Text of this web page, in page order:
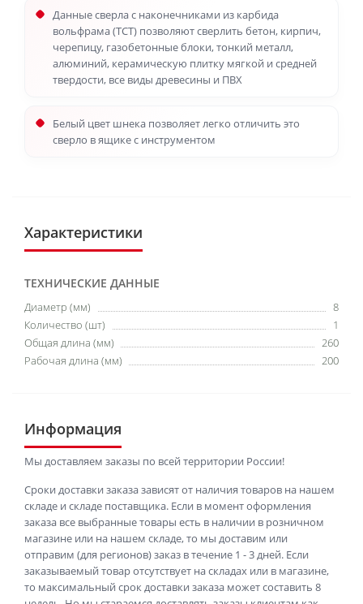
Данные сверла с наконечниками из карбида
вольфрама (TCT) позволяют сверлить бетон, кирпич,
черепицу, газобетонные блоки, тонкий металл,
алюминий, керамическую плитку мягкой и средней
твердости, все виды древесины и ПВХ
Белый цвет шнека позволяет легко отличить это
сверло в ящике с инструментом
Характеристики
ТЕХНИЧЕСКИЕ ДАННЫЕ
Диаметр (мм)
8
Количество (шт)
1
Общая длина (мм)
260
Рабочая длина (мм)
200
Информация
Мы доставляем заказы по всей территории России!
Сроки доставки заказа зависят от наличия товаров на нашем
складе и складе поставщика. Если в момент оформления
заказа все выбранные товары есть в наличии в розничном
магазине или на нашем складе, то мы доставим или
отправим (для регионов) заказ в течение 1 - 3 дней. Если
заказываемый товар отсутствует на складах или в магазине,
то максимальный срок доставки заказа может составить 8